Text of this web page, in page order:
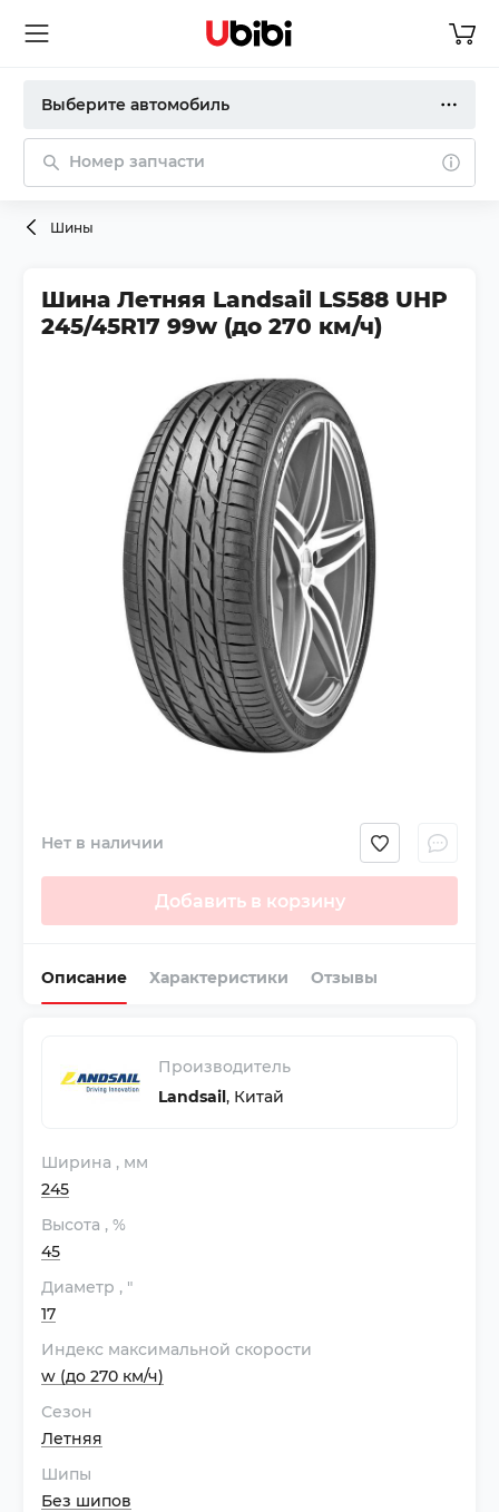
Выберите автомобиль
Номер запчасти
Шины
Шина Летняя Landsail LS588 UHP
245/45R17 99w (до 270 км/ч)
Нет в наличии
Добавить в корзину
Описание Характеристики Отзывы
Производитель
Landsail, Китай
Ширина , мм
245
Высота , %
45
Диаметр , "
17
Индекс максимальной скорости
w (до 270 км/ч)
Сезон
Летняя
Шипы
Без шипов